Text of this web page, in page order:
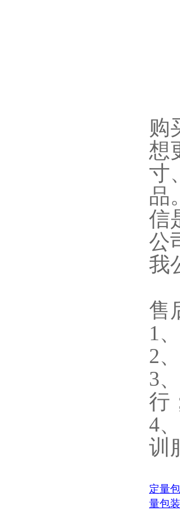
购
想
寸
品
信
公
我
售
1
2
3
行
4
训
定量
量包